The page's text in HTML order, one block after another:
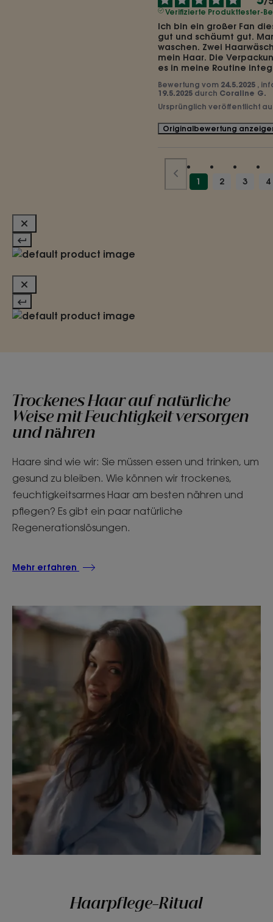
Verifizierte Produkttester-
Ich bin ein großer Fan
gut und schäumt gut.
waschen. Zwei
mein Haar. Die
es in meine Routine
Bewertung vom 24.5.2025 ,
19.5.2025 durch Coraline G.
Ursprünglich veröffentlicht
Originalbewertung
1 2 3 4
Trockenes Haar auf natürliche
Weise mit Feuchtigkeit versorgen
und nähren
Haare sind wie wir: Sie müssen essen und trinken, um
gesund zu bleiben. Wie können wir trockenes,
feuchtigkeitsarmes Haar am besten nähren und
pflegen? Es gibt ein paar natürliche
Regenerationslösungen.
Mehr erfahren
Haarpflege-Ritual